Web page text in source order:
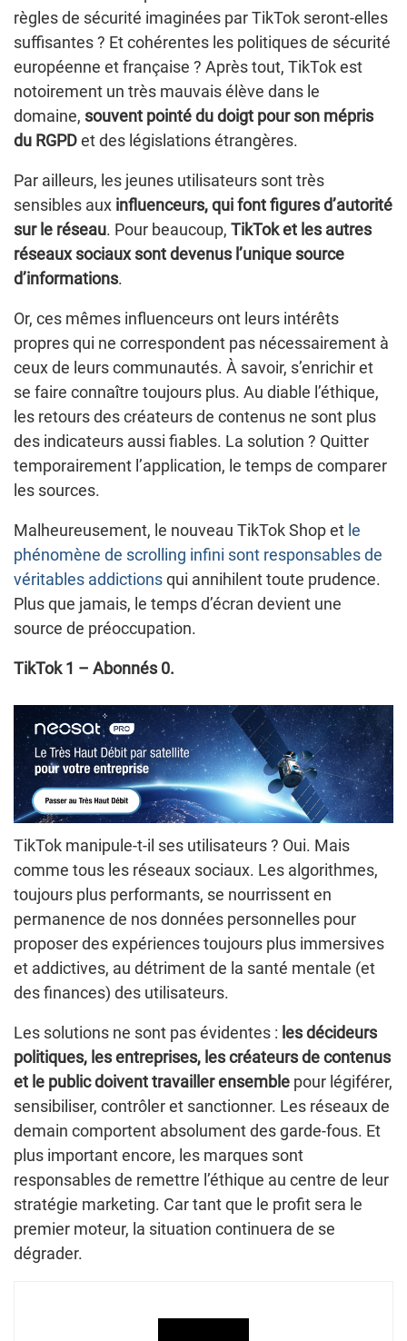
règles de sécurité imaginées par TikTok seront-elles
suffisantes ? Et cohérentes les politiques de sécurité
européenne et française ? Après tout, TikTok est
notoirement un très mauvais élève dans le
domaine, souvent pointé du doigt pour son mépris
du RGPDet des législations étrangères.
Par ailleurs, les jeunes utilisateurs sont très
sensibles aux influenceurs, qui font figures d’autorité
sur le réseau. Pour beaucoup, TikTok et les autres
réseaux sociaux sont devenus l’unique source
d’informations.
Or, ces mêmes influenceurs ont leurs intérêts
propres qui ne correspondent pas nécessairement à
ceux de leurs communautés. À savoir, s’enrichir et
se faire connaître toujours plus. Au diable l’éthique,
les retours des créateurs de contenus ne sont plus
des indicateurs aussi fiables. La solution ? Quitter
temporairement l’application, le temps de comparer
les sources.
Malheureusement, le nouveau TikTok Shop et le
phénomène de scrolling infini sont responsables de
véritables addictionsqui annihilent toute prudence.
Plus que jamais, le temps d’écran devient une
source de préoccupation.
TikTok 1 – Abonnés 0.
TikTok manipule-t-il ses utilisateurs ? Oui. Mais
comme tous les réseaux sociaux. Les algorithmes,
toujours plus performants, se nourrissent en
permanence de nos données personnelles pour
proposer des expériences toujours plus immersives
et addictives, au détriment de la santé mentale (et
des finances) des utilisateurs.
Les solutions ne sont pas évidentes : les décideurs
politiques, les entreprises, les créateurs de contenus
et le public doivent travailler ensemble pour légiférer,
sensibiliser, contrôler et sanctionner. Les réseaux de
demain comportent absolument des garde-fous. Et
plus important encore, les marques sont
responsables de remettre l’éthique au centre de leur
stratégie marketing. Car tant que le profit sera le
premier moteur, la situation continuera de se
dégrader.